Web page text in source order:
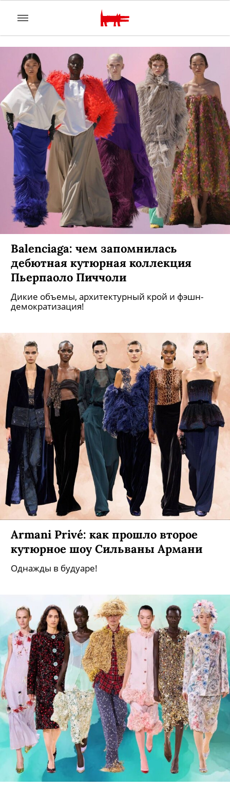
Balenciaga: чем запомнилась
дебютная кутюрная коллекция
Пьерпаоло Пиччоли
Дикие объемы, архитектурный крой и фэшн-
демократизация!
Armani Privé: как прошло второе
кутюрное шоу Сильваны Армани
Однажды в будуаре!